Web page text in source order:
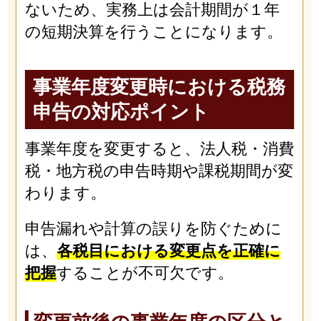
ないため、実務上は会計期間が１年
の短期決算を行うことになります。
事業年度変更時における税務
申告の対応ポイント
事業年度を変更すると、法人税・消費
税・地方税の申告時期や課税期間が変
わります。
申告漏れや計算の誤りを防ぐために
は、 各税目における変更点を正確に
把握することが不可欠です。